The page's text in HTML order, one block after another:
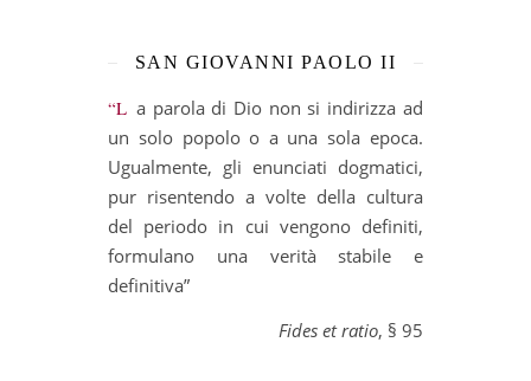
SAN GIOVANNI PAOLO II
“La parola di Dio non si indirizza ad
un solo popolo o a una sola epoca.
Ugualmente, gli enunciati dogmatici,
pur risentendo a volte della cultura
del periodo in cui vengono definiti,
formulano una verità stabile e
definitiva”
Fides et ratio, § 95